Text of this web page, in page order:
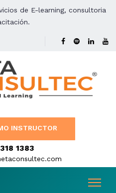
de E-learning, consultoria
INSTRUCTOR
1383